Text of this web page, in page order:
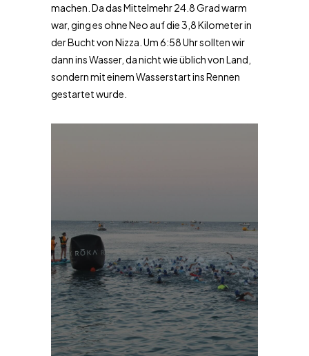
machen. Da das Mittelmehr 24.8 Grad warm
war, ging es ohne Neo auf die 3,8 Kilometer in
der Bucht von Nizza. Um 6:58 Uhr sollten wir
dann ins Wasser, da nicht wie üblich von Land,
sondern mit einem Wasserstart ins Rennen
gestartet wurde.